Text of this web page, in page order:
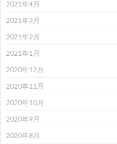
2021年4月
2021年3月
2021年2月
2021年1月
2020年12月
2020年11月
2020年10月
2020年9月
2020年8月